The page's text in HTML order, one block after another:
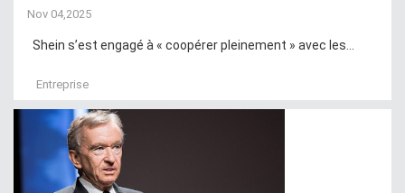
Nov 04,2025
Shein s’est engagé à « coopérer pleinement » avec les...
Entreprise